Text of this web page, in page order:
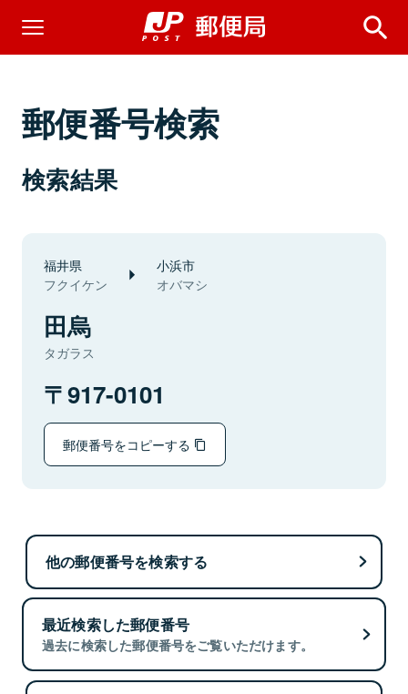
郵便番号検索
検索結果
福井県
フクイケン
小浜市
オバマシ
田烏
タガラス
917-0101
郵便番号をコピーする
他の郵便番号を検索する
最近検索した郵便番号
過去に検索した郵便番号をご覧いただけます。